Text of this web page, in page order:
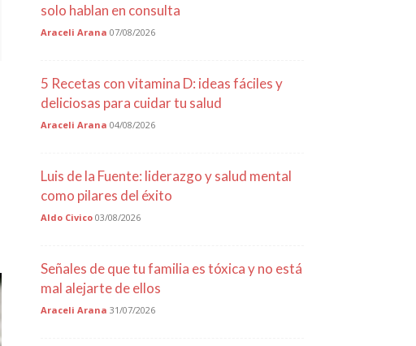
solo hablan en consulta
Araceli Arana 07/08/2026
5 Recetas con vitamina D: ideas fáciles y
deliciosas para cuidar tu salud
Araceli Arana 04/08/2026
Luis de la Fuente: liderazgo y salud mental
como pilares del éxito
Aldo Civico 03/08/2026
Señales de que tu familia es tóxica y no está
mal alejarte de ellos
Araceli Arana 31/07/2026